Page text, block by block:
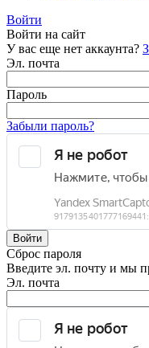
Войти
Войти на сайт
У вас еще нет аккаунта?
Эл. почта
Пароль
Забыли пароль?
Войти
Сброс пароля
Введите эл. почту и мы
Эл. почта